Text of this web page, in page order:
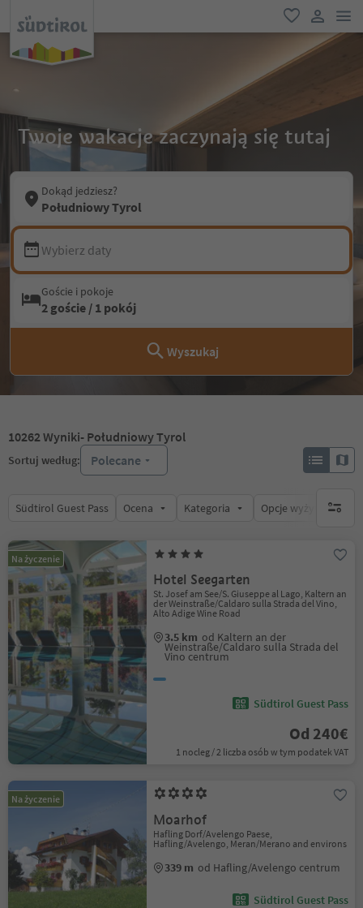
ulubione
link
Twoje wakacje zaczynają się tutaj
Dokąd jedziesz?
Południowy Tyrol
Wybierz daty
Goście i pokoje
2 goście / 1 pokój
Wyszukaj
10262Wyniki- Południowy Tyrol
Sortuj według: Polecane
Südtirol Guest Pass Ocena Kategoria Opcje wyżywieniabrak
Na życzenie
Hotel Seegarten
St. Josef am See/S. Giuseppe al Lago, Kaltern an
der Weinstraße/Caldaro sulla Strada del Vino,
Alto Adige Wine Road
3.5 km od Kaltern an der
Weinstraße/Caldaro sulla Strada del
Vino centrum
Südtirol Guest Pass
Od 240€
1 nocleg / 2 liczba osób w tym podatek VAT
Na życzenie
Moarhof
Hafling Dorf/Avelengo Paese,
Hafling/Avelengo, Meran/Merano and environs
339 m od Hafling/Avelengo centrum
Südtirol Guest Pass